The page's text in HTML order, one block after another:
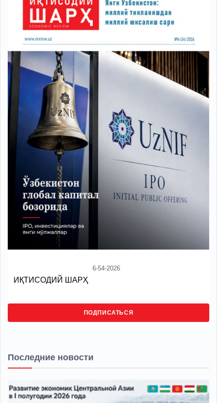
6-54-2026
ИҚТИСОДИЙ ШАРҲ
ПОДПИСАТЬСЯ
Последние новости